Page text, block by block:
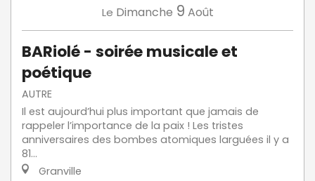
Le Dimanche 9 Août
BARiolé - soirée musicale et
poétique
AUTRE
Il est aujourd’hui plus important que jamais de
rappeler l’importance de la paix ! Les tristes
anniversaires des bombes atomiques larguées il y a
81...
Granville